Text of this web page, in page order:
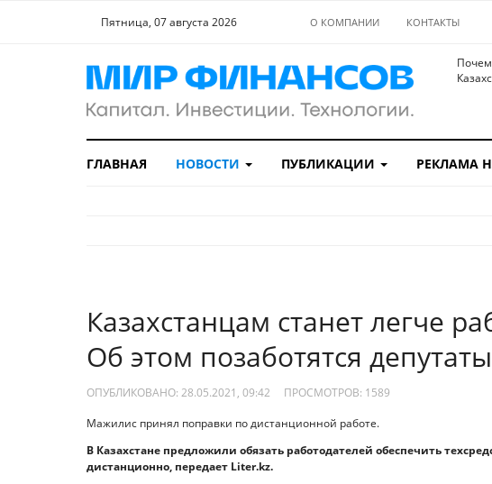
Пятница, 07 августа 2026 О КОМПАНИИ КОНТАКТЫ
ГЛАВНАЯ НОВОСТИ ПУБЛИКАЦИИ РЕКЛАМА
Казахстанцам станет легче
Об этом позаботятся депутаты
ОПУБЛИКОВАНО: 28.05.2021, 09:42 ПРОСМОТРОВ: 1589
Мажилис принял поправки по дистанционной работе.
В Казахстане предложили обязать работодателей обеспечить
дистанционно, передает Liter.kz.